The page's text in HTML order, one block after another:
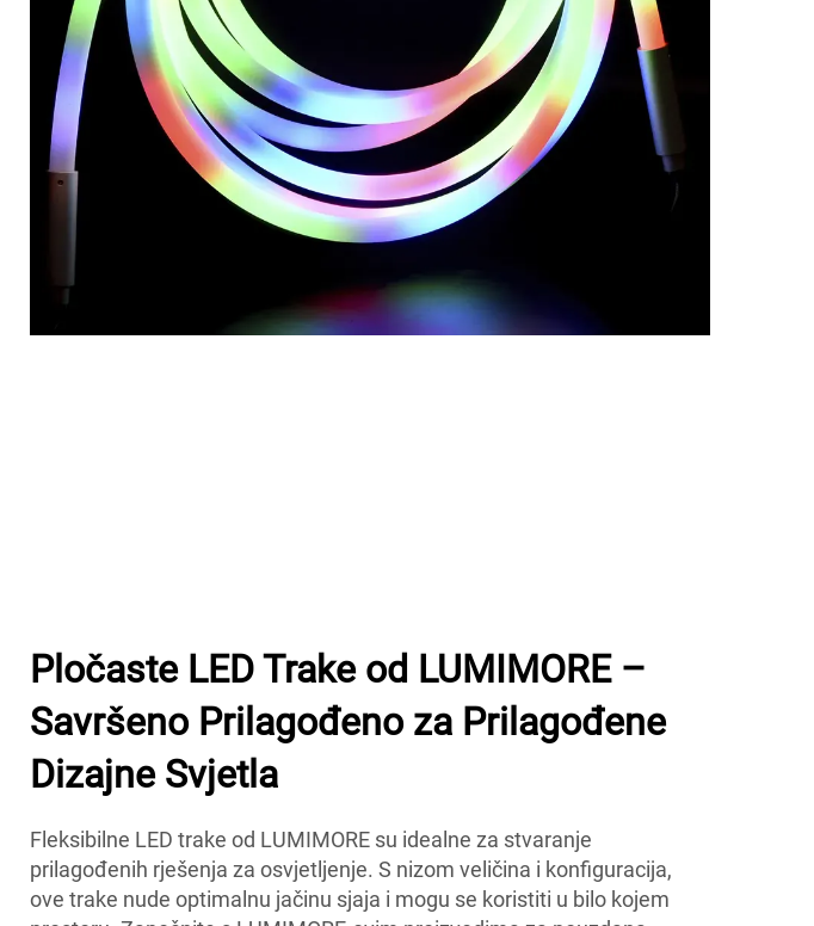
Pločaste LED Trake od LUMIMORE –
Savršeno Prilagođeno za Prilagođene
Dizajne Svjetla
Fleksibilne LED trake od LUMIMORE su idealne za stvaranje
prilagođenih rješenja za osvjetljenje. S nizom veličina i konfiguracija,
ove trake nude optimalnu jačinu sjaja i mogu se koristiti u bilo kojem